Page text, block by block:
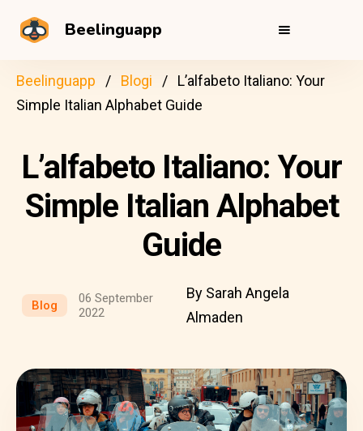
Beelinguapp
Beelinguapp Blogi
L’alfabeto Italiano: Your
Simple Italian Alphabet Guide
L’alfabeto Italiano: Your
Simple Italian Alphabet
Guide
Blog
06 September
2022
By Sarah Angela
Almaden